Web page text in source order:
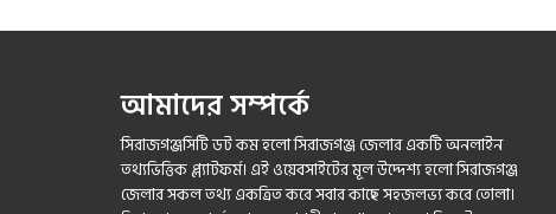
আমাদের সম্পর্কে
সিরাজগঞ্জসিটি ডট কম হলো সিরাজগঞ্জ জেলার একটি অনলাইন
তথ্যভিত্তিক প্ল্যাটফর্ম। এই ওয়েবসাইটের মূল উদ্দেশ্য হলো সিরাজগঞ্জ
জেলার সকল তথ্য একত্রিত করে সবার কাছে সহজলভ্য করে তোলা।